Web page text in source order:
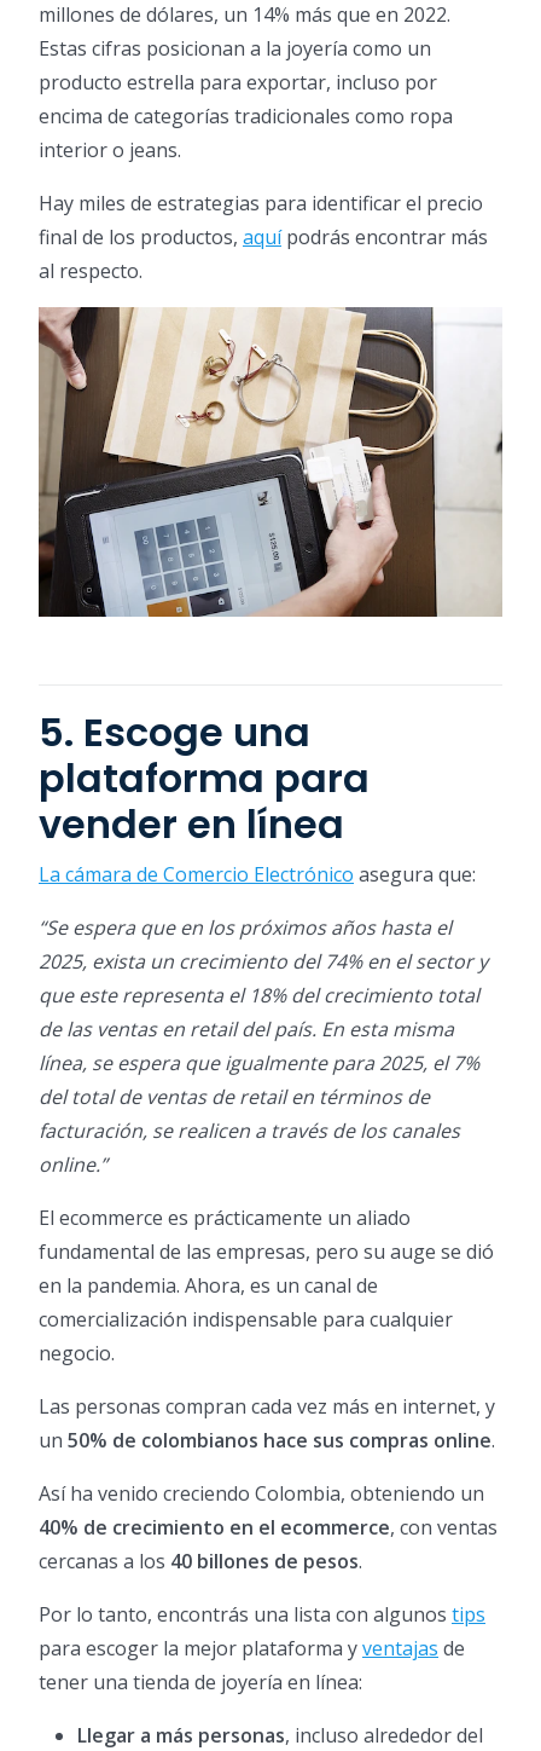
millones de dólares, un 14% más que en 2022.
Estas cifras posicionan a la joyería como un
producto estrella para exportar, incluso por
encima de categorías tradicionales como ropa
interior o jeans.
Hay miles de estrategias para identificar el precio
final de los productos, aquípodrás encontrar más
al respecto.
5. Escoge una
plataforma para
vender en línea
La cámara de Comercio Electrónico asegura que:
“Se espera que en los próximos años hasta el
2025, exista un crecimiento del 74% en el sector y
que este representa el 18% del crecimiento total
de las ventas en retail del país. En esta misma
línea, se espera que igualmente para 2025, el 7%
del total de ventas de retail en términos de
facturación, se realicen a través de los canales
online.”
El ecommerce es prácticamente un aliado
fundamental de las empresas, pero su auge se dió
en la pandemia. Ahora, es un canal de
comercialización indispensable para cualquier
negocio.
Las personas compran cada vez más en internet, y
un 50% de colombianos hace sus compras online.
Así ha venido creciendo Colombia, obteniendo un
40% de crecimiento en el ecommerce, con ventas
cercanas a los 40 billones de pesos.
Por lo tanto, encontrás una lista con algunos tips
para escoger la mejor plataforma yventajas de
tener una tienda de joyería en línea:
Llegar a más personas, incluso alrededor del